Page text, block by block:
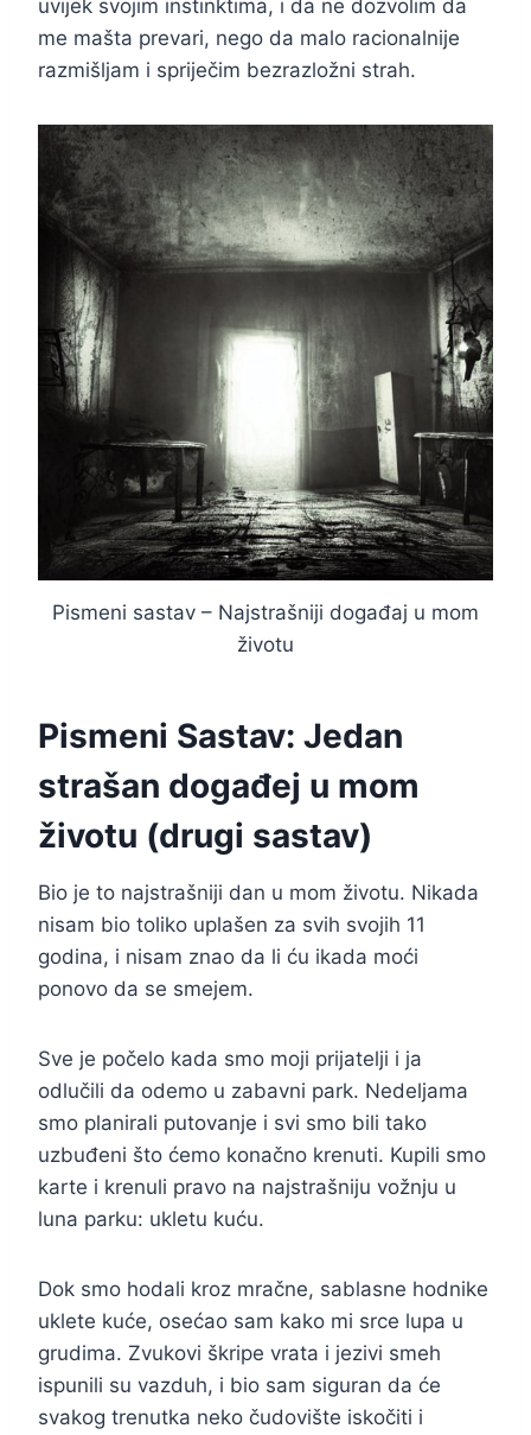
uvijek svojim instinktima, i da ne dozvolim da
me mašta prevari, nego da malo racionalnije
razmišljam i spriječim bezrazložni strah.
Pismeni sastav – Najstrašniji događaj u mom
životu
Pismeni Sastav: Jedan
strašan događej u mom
životu (drugi sastav)
Bio je to najstrašniji dan u mom životu. Nikada
nisam bio toliko uplašen za svih svojih 11
godina, i nisam znao da li ću ikada moći
ponovo da se smejem.
Sve je počelo kada smo moji prijatelji i ja
odlučili da odemo u zabavni park. Nedeljama
smo planirali putovanje i svi smo bili tako
uzbuđeni što ćemo konačno krenuti. Kupili smo
karte i krenuli pravo na najstrašniju vožnju u
luna parku: ukletu kuću.
Dok smo hodali kroz mračne, sablasne hodnike
uklete kuće, osećao sam kako mi srce lupa u
grudima. Zvukovi škripe vrata i jezivi smeh
ispunili su vazduh, i bio sam siguran da će
svakog trenutka neko čudovište iskočiti i